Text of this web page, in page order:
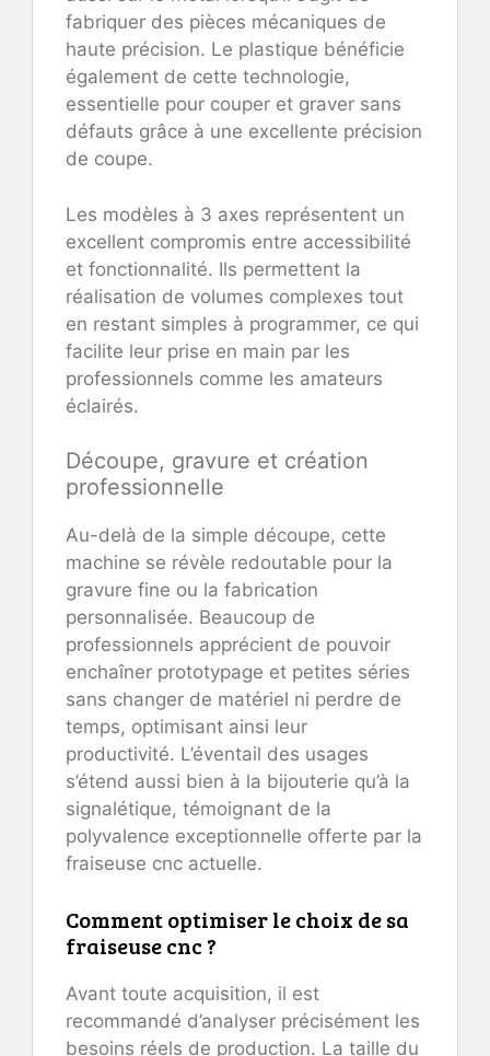
fabriquer des pièces mécaniques de
haute précision. Le plastique bénéficie
également de cette technologie,
essentielle pour couper et graver sans
défauts grâce à une excellente précision
de coupe.
Les modèles à 3 axes représentent un
excellent compromis entre accessibilité
et fonctionnalité. Ils permettent la
réalisation de volumes complexes tout
en restant simples à programmer, ce qui
facilite leur prise en main par les
professionnels comme les amateurs
éclairés.
Découpe, gravure et création
professionnelle
Au-delà de la simple découpe, cette
machine se révèle redoutable pour la
gravure fine ou la fabrication
personnalisée. Beaucoup de
professionnels apprécient de pouvoir
enchaîner prototypage et petites séries
sans changer de matériel ni perdre de
temps, optimisant ainsi leur
productivité. L’éventail des usages
s’étend aussi bien à la bijouterie qu’à la
signalétique, témoignant de la
polyvalence exceptionnelle offerte par la
fraiseuse cnc actuelle.
Comment optimiser le choix de sa
fraiseuse cnc ?
Avant toute acquisition, il est
recommandé d’analyser précisément les
besoins réels de production. La taille du